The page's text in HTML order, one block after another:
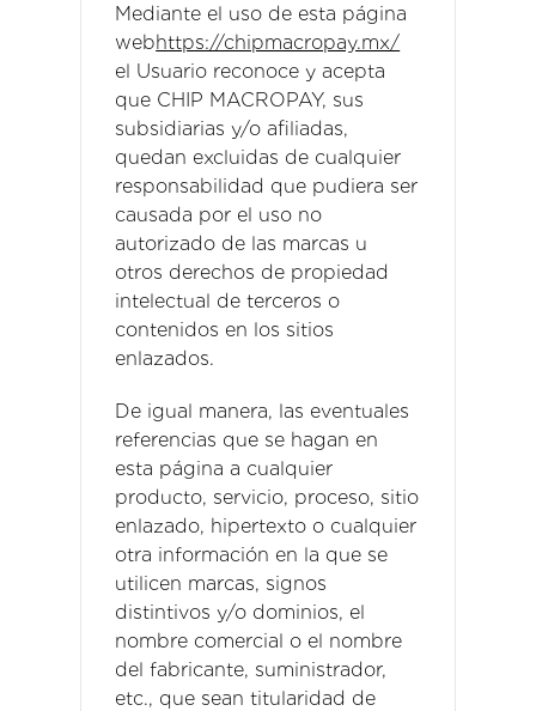
Mediante el uso de esta página
webhttps://chipmacropay.mx/
el Usuario reconoce y acepta
que CHIP MACROPAY, sus
subsidiarias y/o afiliadas,
quedan excluidas de cualquier
responsabilidad que pudiera ser
causada por el uso no
autorizado de las marcas u
otros derechos de propiedad
intelectual de terceros o
contenidos en los sitios
enlazados.
De igual manera, las eventuales
referencias que se hagan en
esta página a cualquier
producto, servicio, proceso, sitio
enlazado, hipertexto o cualquier
otra información en la que se
utilicen marcas, signos
distintivos y/o dominios, el
nombre comercial o el nombre
del fabricante, suministrador,
etc., que sean titularidad de